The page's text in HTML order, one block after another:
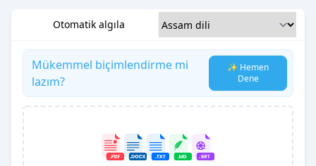
Otomatik algıla
Mükemmel biçimlendirme mi
lazım?
✨ Hemen
Dene